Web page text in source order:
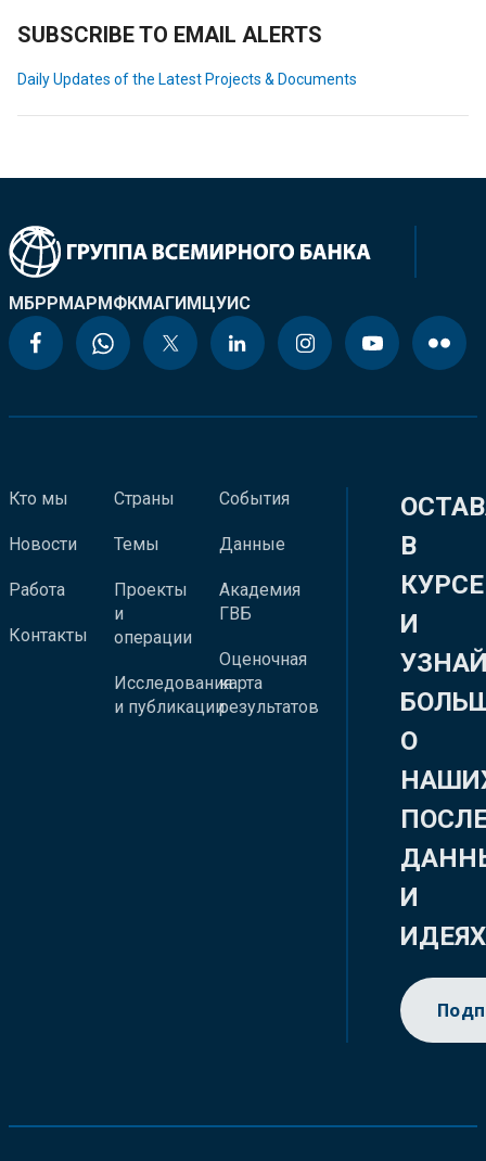
SUBSCRIBE TO EMAIL ALERTS
Daily Updates of the Latest Projects & Documents
МБРРМАРМФКМАГИМЦУИС
Кто мы
Новости
Работа
Контакты
Страны
Темы
Проекты
и
операции
Исследования
и публикации
События
Данные
Академия
ГВБ
Оценочная
карта
результатов
В
КУРСЕ
И
О
И
ИДЕЯХ